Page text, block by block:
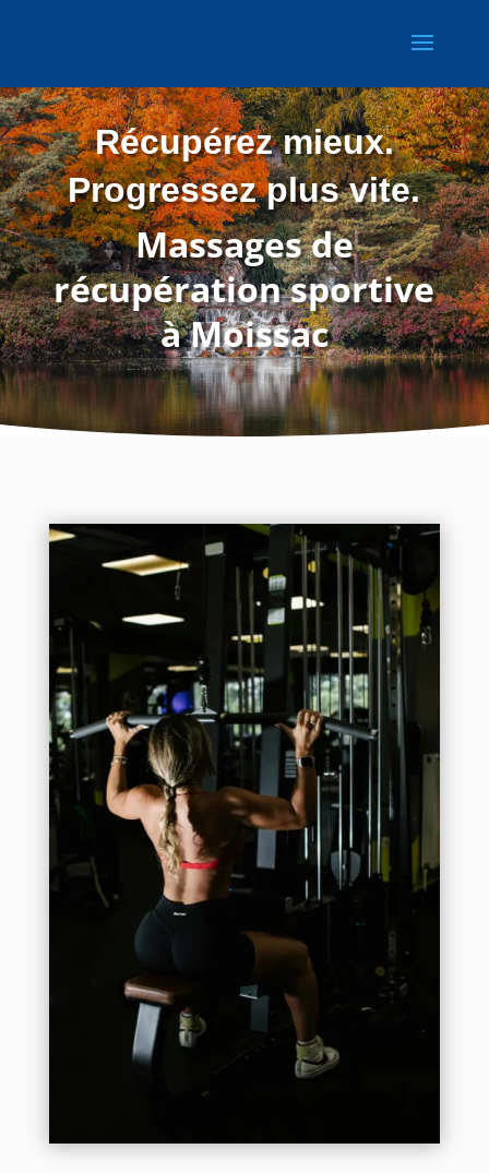
Récupérez mieux.
Progressez plus vite.
Massages de
récupération sportive
à Moissac